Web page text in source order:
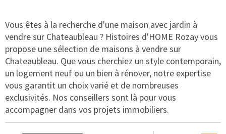
Vous êtes à la recherche d'une maison avec jardin à
vendre sur Chateaubleau ? Histoires d'HOME Rozay vous
propose une sélection de maisons à vendre sur
Chateaubleau. Que vous cherchiez un style contemporain,
un logement neuf ou un bien à rénover, notre expertise
vous garantit un choix varié et de nombreuses
exclusivités. Nos conseillers sont là pour vous
accompagner dans vos projets immobiliers.